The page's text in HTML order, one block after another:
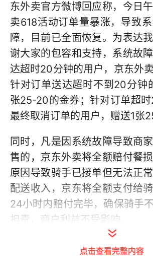
东外卖官方微博回应称，今日
卖618活动订单量暴涨，导致
障，目前已全面恢复。为表达
谢大家的包容和支持，系统故
达超时20分钟的用户，京东外卖
针对订单送达超时不到20分钟
张25-20的金券；针对订单超
最终取消订单的用户，赠送1张
同时，凡是因系统故障导致商
售的，京东外卖将全额赔付餐
原因导致骑手已接单但无法正
配送收入，京东将全额支付给
24小时内赔付完毕，确保骑手
担责，商户利益不受影响。
点击查看完整内容